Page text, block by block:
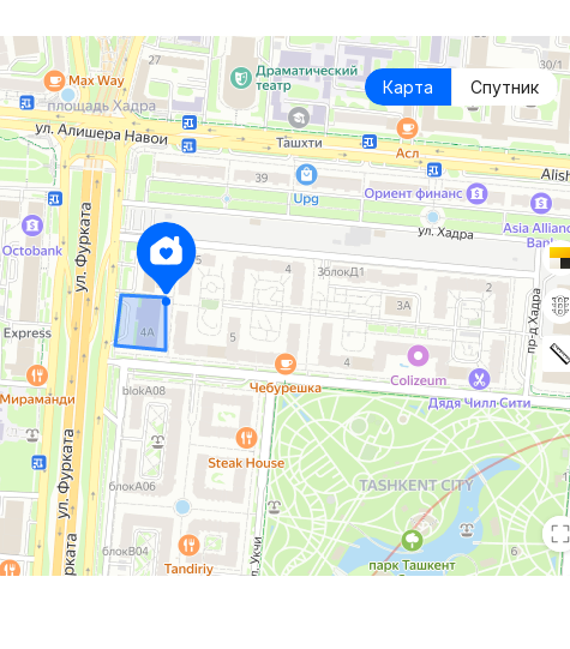
Карта Спутник